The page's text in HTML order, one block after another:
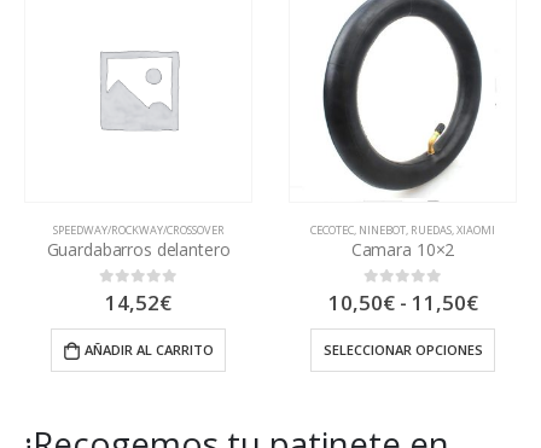
SPEEDWAY/ROCKWAY/CROSSOVER
Guardabarros delantero
0out of 5
14,52€
AÑADIR AL CARRITO
CECOTEC, NINEBOT, RUEDAS,XIAOMI
Camara 10×2
0out of 5
10,50€ - 11,50€Rango
desde
SELECCIONAR OPCIONES